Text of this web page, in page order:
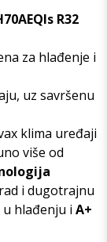
R32
za hlađenje i
uz savršenu
klima uređaji
više od
i dugotrajnu
u hlađenju i A+